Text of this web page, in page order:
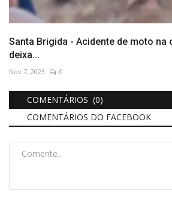
Santa Brigida - Acidente de moto na
deixa...
Nov 7, 2023 0
COMENTÁRIOS (0)
COMENTÁRIOS DO FACEBOOK